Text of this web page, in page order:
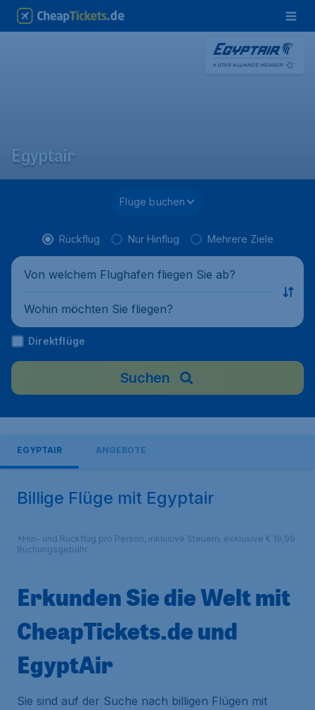
Egyptair
Flüge buchen
Rückflug Nur Hinflug Mehrere Ziele
Von welchem Flughafen fliegen Sie ab?
Wohin möchten Sie fliegen?
Direktflüge
Suchen
EGYPTAIR ANGEBOTE
Billige Flüge mit Egyptair
*Hin- und Rückflug pro Person, inklusive Steuern, exklusive € 19,99
Buchungsgebühr.
Erkunden Sie die Welt mit
CheapTickets.de und
EgyptAir
Sie sind auf der Suche nach billigen Flügen mit